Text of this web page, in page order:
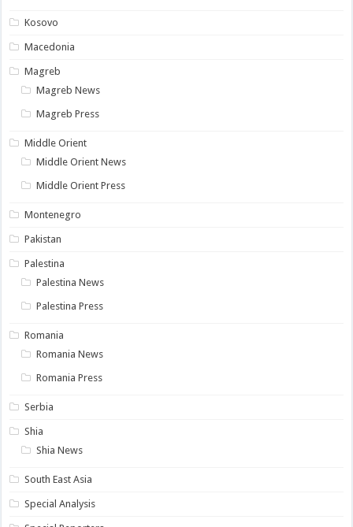
Kosovo
Macedonia
Magreb
Magreb News
Magreb Press
Middle Orient
Middle Orient News
Middle Orient Press
Montenegro
Pakistan
Palestina
Palestina News
Palestina Press
Romania
Romania News
Romania Press
Serbia
Shia
Shia News
South East Asia
Special Analysis